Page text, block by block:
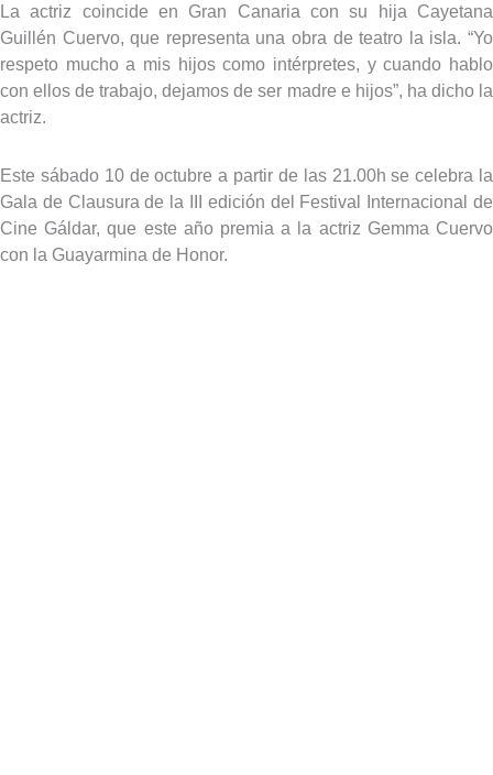
La actriz coincide en Gran Canaria con su hija Cayetana
Guillén Cuervo, que representa una obra de teatro la isla. “Yo
respeto mucho a mis hijos como intérpretes, y cuando hablo
con ellos de trabajo, dejamos de ser madre e hijos”, ha dicho la
actriz.
Este sábado 10 de octubre a partir de las 21.00h se celebra la
Gala de Clausura de la III edición del Festival Internacional de
Cine Gáldar, que este año premia a la actriz Gemma Cuervo
con la Guayarmina de Honor.